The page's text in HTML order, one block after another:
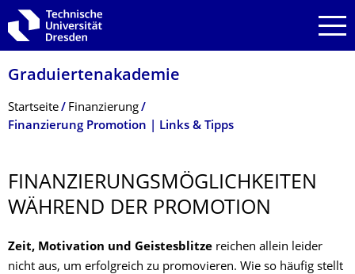
Zur Hauptnavigation springen
Zur Suche springen
Zum Inhalt springen
Graduiertenakade­mie
Breadcrumb-Menü
Startseite
Finanzierung
Finanzierung Promotion | Links & Tipps
FINANZIERUNGS­MÖGLICHKEITEN
WÄHREND DER PROMOTION
Zeit, Motivation und Geistesblitze reichen allein leider
nicht aus, um erfolgreich zu promovieren. Wie so häufig stellt